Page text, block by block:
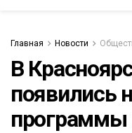
Главная Новости
В
появились
программы